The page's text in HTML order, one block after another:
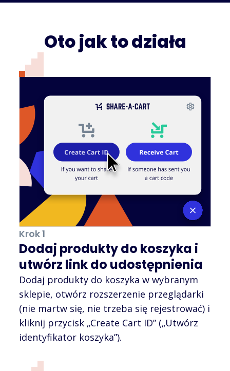
Oto jak to działa
Krok 1
Dodaj produkty do koszyka i
utwórz link do udostępnienia
Dodaj produkty do koszyka w wybranym
sklepie, otwórz rozszerzenie przeglądarki
(nie martw się, nie trzeba się rejestrować) i
kliknij przycisk „Create Cart ID” („Utwórz
identyfikator koszyka”).